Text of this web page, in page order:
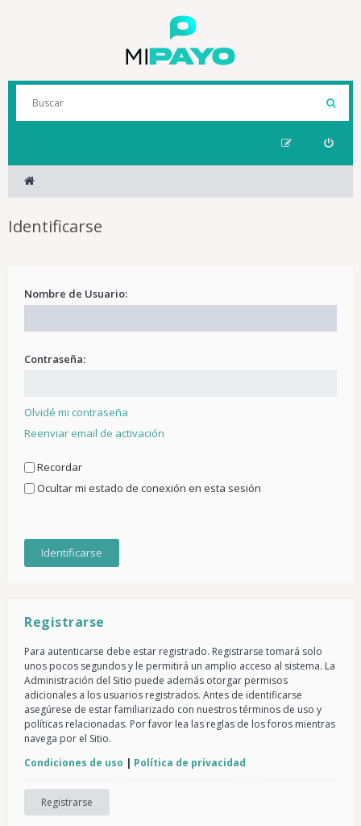
Identificarse
Nombre de Usuario:
Contraseña:
Olvidé mi contraseña
Reenviar email de activación
Recordar
Ocultar mi estado de conexión en esta sesión
Registrarse
Para autenticarse debe estar registrado. Registrarse tomará solo
unos pocos segundos y le permitirá un amplio acceso al sistema. La
Administración del Sitio puede además otorgar permisos
adicionales a los usuarios registrados. Antes de identificarse
asegúrese de estar familiarizado con nuestros términos de uso y
políticas relacionadas. Por favor lea las reglas de los foros mientras
navega por el Sitio.
Condiciones de uso | Política de privacidad
Registrarse